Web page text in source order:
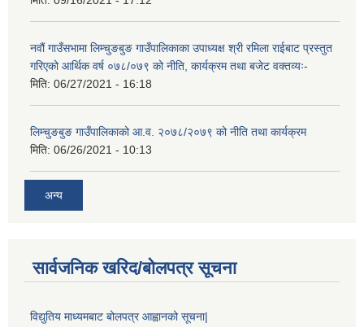
नवौं गाउँसभामा लिम्चुङबुङ गाउँपालिकाका उपाध्यक्ष श्री रमिला राईबाट प्रस्तुत
गरिएको आर्थिक वर्ष ०७८/०७९ को नीति, कार्यक्रम तथा बजेट वक्तव्यः-
मिति: 06/27/2021 - 16:18
लिम्चुङबुङ गाउँपालिकाको आ.व. २०७८/२०७९ को नीति तथा कार्यक्रम
मिति: 06/26/2021 - 10:13
अन्य
सार्वजनिक खरिद/बोलपत्र सूचना
विद्युतिय माध्यमबाट बोलपत्र आह्वानको सूचना|